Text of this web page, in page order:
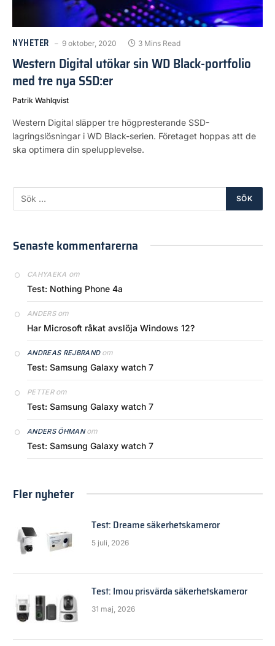
NYHETER 9 oktober, 2020 3 Mins Read
Western Digital utökar sin WD Black-portfolio
med tre nya SSD:er
Patrik Wahlqvist
Western Digital släpper tre högpresterande SSD-
lagringslösningar i WD Black-serien. Företaget hoppas att de
ska optimera din spelupplevelse.
Senaste kommentarerna
CAHYAEKA om
Test: Nothing Phone 4a
ANDERSom
Har Microsoft råkat avslöja Windows 12?
ANDREAS REJBRANDom
Test: Samsung Galaxy watch 7
PETTERom
Test: Samsung Galaxy watch 7
ANDERS ÖHMANom
Test: Samsung Galaxy watch 7
Fler nyheter
Test: Dreame säkerhetskameror
5 juli, 2026
Test: Imou prisvärda säkerhetskameror
31 maj, 2026